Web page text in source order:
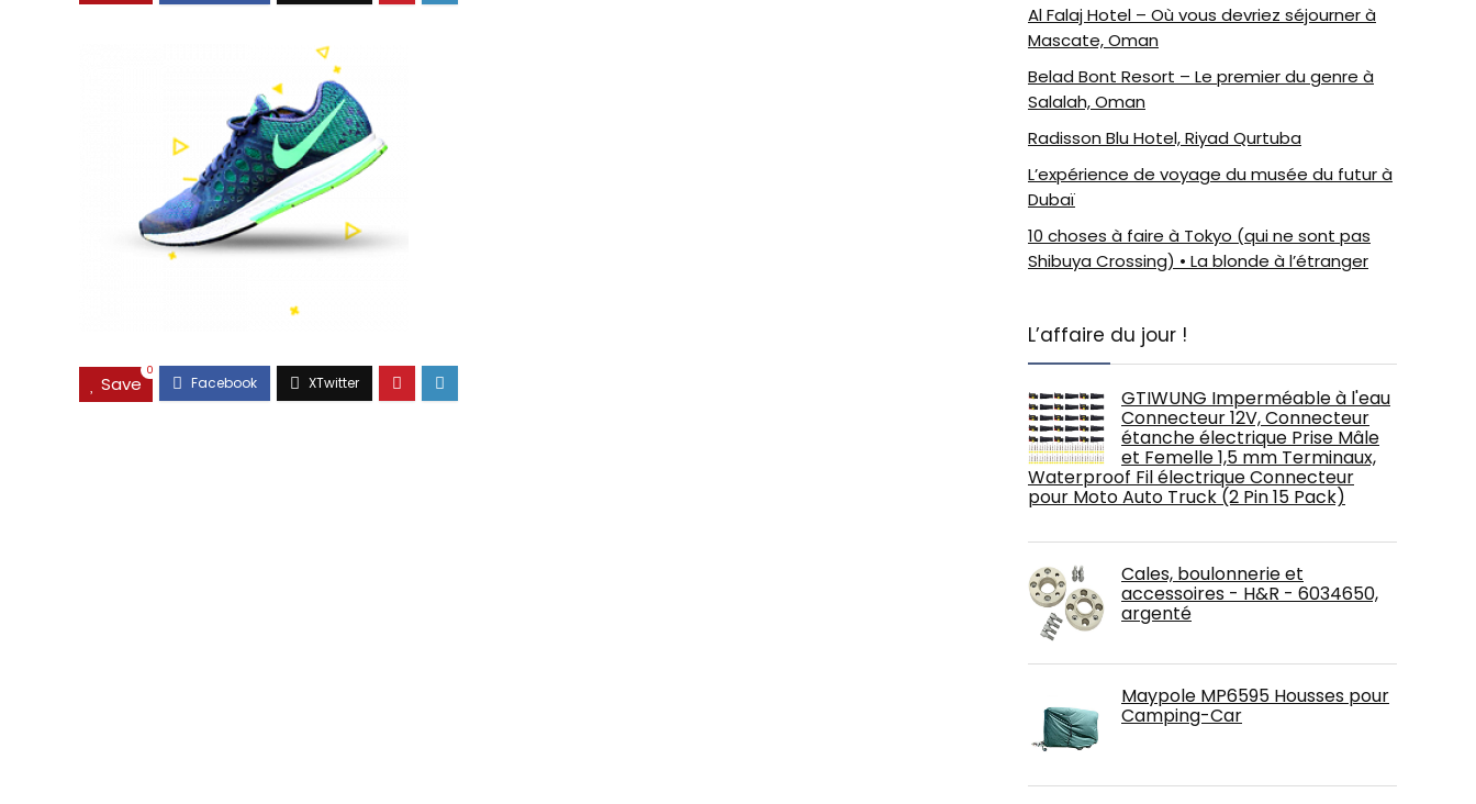
Save
0
Al Falaj Hotel – Où vous devriez séjourner à
Mascate, Oman
Belad Bont Resort – Le premier du genre à
Salalah, Oman
Radisson Blu Hotel, Riyad Qurtuba
L’expérience de voyage du musée du futur à
Dubaï
10 choses à faire à Tokyo (qui ne sont pas
Shibuya Crossing) • La blonde à l’étranger
L’affaire du jour !
GTIWUNG Imperméable à l'eau
Connecteur 12V, Connecteur
étanche électrique Prise Mâle
et Femelle 1,5 mm Terminaux,
Waterproof Fil électrique Connecteur
pour Moto Auto Truck (2 Pin 15 Pack)
Cales, boulonnerie et
accessoires - H&R - 6034650,
argenté
Maypole MP6595 Housses pour
Camping-Car